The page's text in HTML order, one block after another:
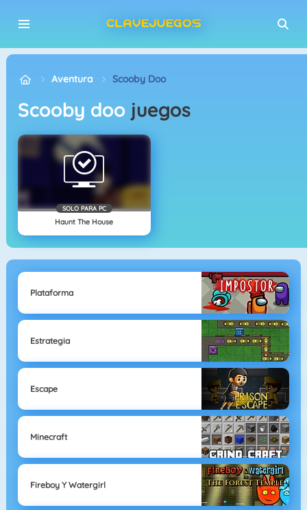
Aventura Scooby Doo
scooby doo juegos
SOLO PARA PC
Haunt The House
Plataforma
Estrategia
Escape
Minecraft
Fireboy Y Watergirl